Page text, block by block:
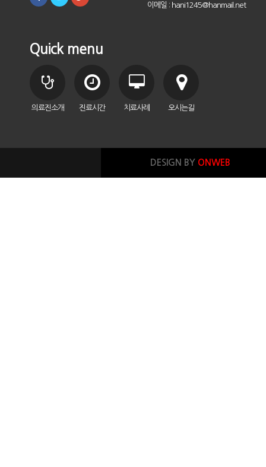
이메일 : hani1245@hanmail.net
Quick menu
의료진소개 진료시간 치료사례 오시는길
DESIGN BY ONWEB